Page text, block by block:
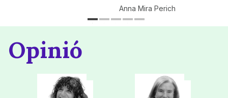
Anna Mira Perich
Opinió